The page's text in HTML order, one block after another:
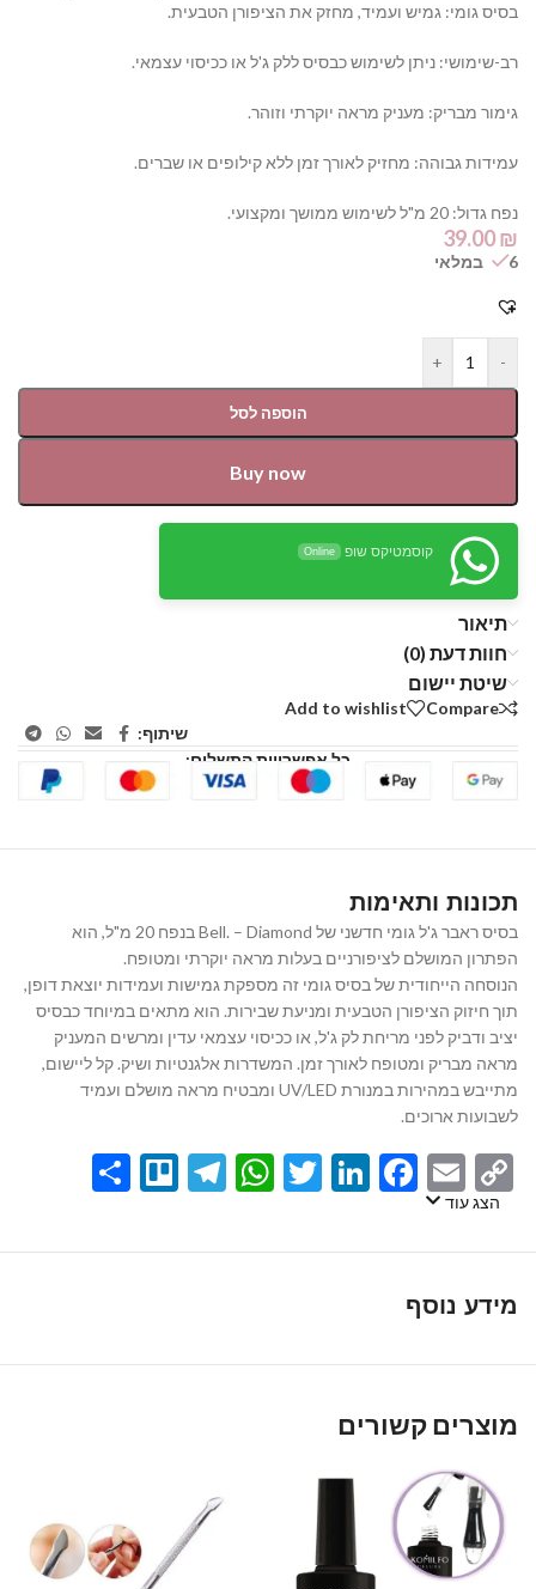
בסיס גומי: גמיש ועמיד, מחזק את הציפורן הטבעית.
רב-שימושי: ניתן לשימוש כבסיס ללק ג'ל או ככיסוי עצמאי.
גימור מבריק: מעניק מראה יוקרתי וזוהר.
עמידות גבוהה: מחזיק לאורך זמן ללא קילופים או שברים.
נפח גדול: 20 מ"ל לשימוש ממושך ומקצועי.
39.00₪
6 במלאי
-
+
הוספה לסל
Buy now
קוסמטיקס שופ Online
תיאור
חוות דעת (0)
שיטת יישום
Compare
Add to wishlist
שיתוף:
כל אפשרויות התשלום:
תכונות ותאימות
בסיס ראבר ג'ל גומי חדשני של Bell. – Diamond בנפח 20 מ"ל, הוא
הפתרון המושלם לציפורניים בעלות מראה יוקרתי ומטופח.
הנוסחה הייחודית של בסיס גומי זה מספקת גמישות ועמידות יוצאת דופן,
תוך חיזוק הציפורן הטבעית ומניעת שבירות. הוא מתאים במיוחד כבסיס
יציב ודביק לפני מריחת לק ג'ל, או ככיסוי עצמאי עדין ומרשים המעניק
מראה מבריק ומטופח לאורך זמן. המשדרות אלגנטיות ושיק. קל ליישום,
מתייבש במהירות במנורת UV/LED ומבטיח מראה מושלם ועמיד
לשבועות ארוכים.
Copy
Link
Email
Facebook
LinkedIn
Twitter
WhatsApp
Telegram
Trello
הצג עוד
מידע נוסף
מוצרים קשורים